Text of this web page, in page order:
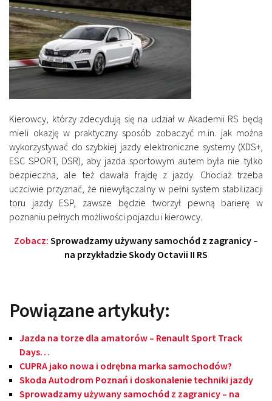
Kierowcy, którzy zdecydują się na udział w Akademii RS będą
mieli okazję w praktyczny sposób zobaczyć m.in. jak można
wykorzystywać do szybkiej jazdy elektroniczne systemy (XDS+,
ESC SPORT, DSR), aby jazda sportowym autem była nie tylko
bezpieczna, ale też dawała frajdę z jazdy. Chociaż trzeba
uczciwie przyznać, że niewyłączalny w pełni system stabilizacji
toru jazdy ESP, zawsze będzie tworzył pewną barierę w
poznaniu pełnych możliwości pojazdu i kierowcy.
Zobacz: Sprowadzamy używany samochód z zagranicy –
na przykładzie Skody Octavii II RS
Powiązane artykuły:
Jazda na torze dla amatorów – Renault Sport Track
Days…
CUPRA jako nowa i odrębna marka samochodów?
Skoda Autodrom Poznań i doskonalenie techniki jazdy
Sprowadzamy używany samochód z zagranicy – na